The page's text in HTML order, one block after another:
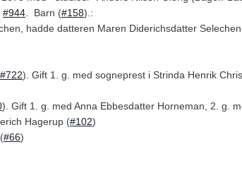
#944 . Barn (#158).:
hadde datteren Maren Diderichsdatter
#722). Gift 1. g. med sogneprest i Strinda Henrik
). Gift 1. g. med Anna Ebbesdatter Horneman, 2. g.
Hagerup (#102)
#66)